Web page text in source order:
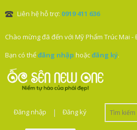
Liên hệ hỗ trợ: 0919 411 636
Chào mừng đã đến với Mỹ Phẩm Trúc Mai -
Bạn có thểđăng nhập hoặcđăng ký.
Đăng nhập | Đăng ký